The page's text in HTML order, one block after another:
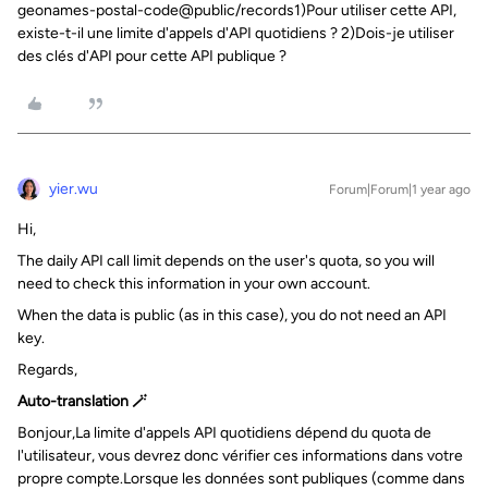
geonames-postal-code@public/records1)Pour utiliser cette API,
existe-t-il une limite d'appels d'API quotidiens ? 2)Dois-je utiliser
des clés d'API pour cette API publique ?
yier.wu Forum|Forum|1 year ago
Hi,
The daily API call limit depends on the user's quota, so you will
need to check this information in your own account.
When the data is public (as in this case), you do not need an API
key.
Regards,
Auto-translation 🪄
Bonjour,La limite d'appels API quotidiens dépend du quota de
l'utilisateur, vous devrez donc vérifier ces informations dans votre
propre compte.Lorsque les données sont publiques (comme dans